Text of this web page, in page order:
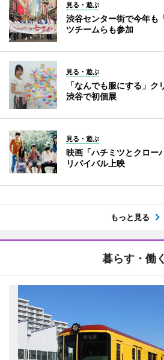
見る・遊ぶ
渋谷センター街で今年
ツチームらも参加
見る・遊ぶ
「なんでも服にする」ク
渋谷で初個展
見る・遊ぶ
映画「ハチミツとクロー
リバイバル上映
もっと見る
暮らす・働く